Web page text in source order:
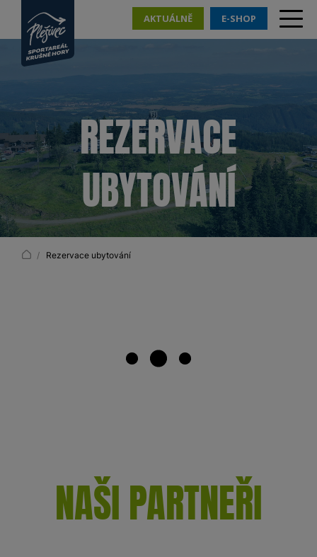
AKTUÁLNĚ E-SHOP
REZERVACE
UBYTOVÁNÍ
Rezervace ubytování
NAŠI PARTNEŘI